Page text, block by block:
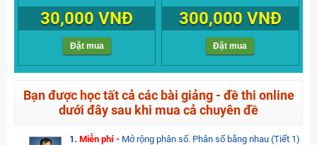
30,000 VNĐ
Đặt mua
300,000 VNĐ
Đặt mua
Bạn được học tất cả các bài giảng - đề thi online
dưới đây sau khi mua cả chuyên đề
1. Miễn phí - Mở rộng phân số. Phân số bằng nhau (Tiết 1)